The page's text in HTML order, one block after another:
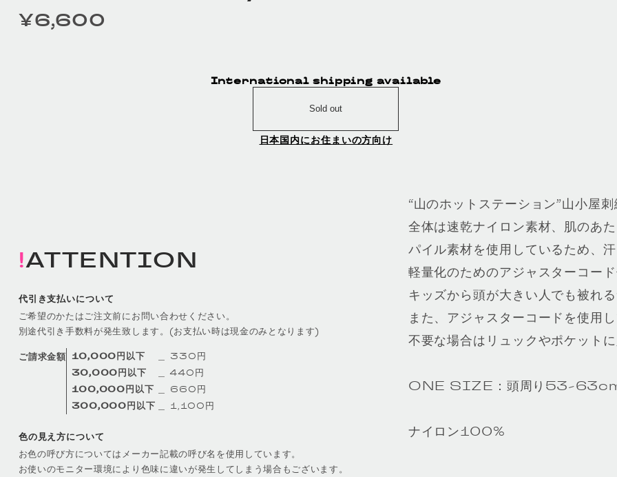
定価
¥6,600
International shipping available
Sold out
日本国内にお住まいの方向け
“山のホットステーション”山小屋
全体は速乾ナイロン素材、肌のあ
パイル素材を使用しているため、
軽量化のためのアジャスターコー
キッズから頭が大きい人でも被れ
また、アジャスターコードを使用
不要な場合はリュックやポケット
ONE SIZE：頭周り53-
ナイロン100%
ATTENTION
代引き支払いについて
ご希望のかたはご注文前にお問い合わせください。
別途代引き手数料が発生致します。(お支払い時は現金のみとなります)
ご請求金額 10,000円以下
＿ 330円
30,000円以下
＿ 440円
100,000円以下
＿ 660円
300,000円以下
＿ 1,100円
色の見え方について
お色の呼び方についてはメーカー記載の呼び名を使用しています。
お使いのモニター環境により色味に違いが発生してしまう場合もございます。